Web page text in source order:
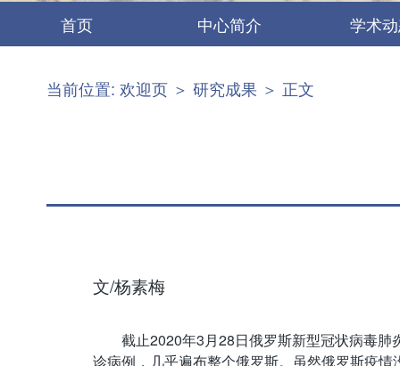
首页
最新公告
中心简介
机构设置
学术
当前位置: 欢迎页 ＞ 研究成果 ＞ 正文
文/杨素梅
截止2020年3 月 28 日俄罗斯新型冠状病毒肺
诊病例，几乎遍布整个俄罗斯。虽然俄罗斯疫